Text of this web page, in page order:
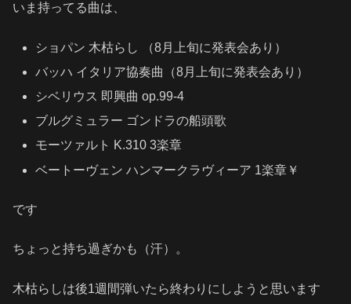
いま持ってる曲は、
ショパン 木枯らし （8月上旬に発表会あり）
バッハ イタリア協奏曲（8月上旬に発表会あり）
シベリウス 即興曲 op.99-4
ブルグミュラー ゴンドラの船頭歌
モーツァルト K.310 3楽章
ベートーヴェン ハンマークラヴィーア 1楽章￥
です
ちょっと持ち過ぎかも（汗）。
木枯らしは後1週間弾いたら終わりにしようと思います